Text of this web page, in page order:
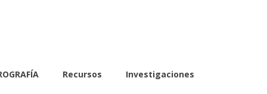
Recursos Investigaciones